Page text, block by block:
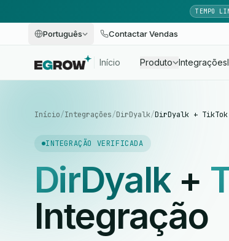
TEMPO
Português Contactar Vendas
Início Produto Integrações
Início/Integrações/DirDyalk/DirDyalk +
INTEGRAÇÃO VERIFICADA
DirDyalk +
Integração